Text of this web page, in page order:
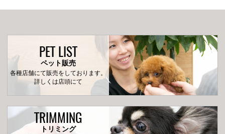
PET LIST
ペット販売
各種店舗にて販売をしております。
詳しくは店頭にて
TRIMMING
トリミング